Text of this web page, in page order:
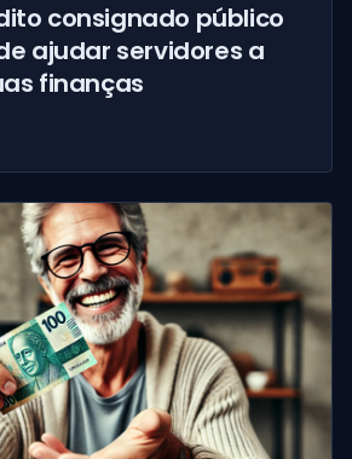
consignado público
ajudar servidores a
finanças